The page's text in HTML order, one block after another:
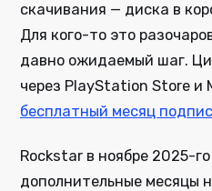
скачивания — диска в
Для кого-то это
давно ожидаемый шаг.
через PlayStation Store и
бесплатный месяц
Rockstar в ноябре 2025-
дополнительные месяцы